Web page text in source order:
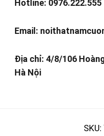
Hotline: 0976.222.555
Email:
Địa chỉ: 4/8/106
Hà Nội
SKU: